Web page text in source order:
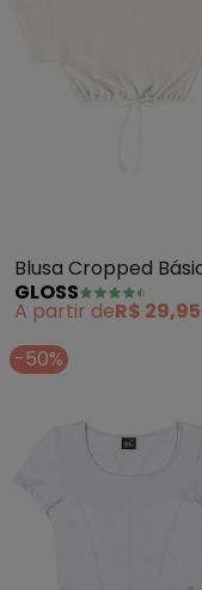
Blusa Cropped
Infantil (Branco)
GLOSS
A partir deR$ 29,95
-50%